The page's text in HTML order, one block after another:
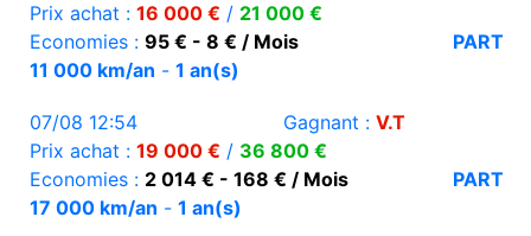
Prix achat : 16 000 € / 21 000 €
Economies : 95 € - 8 € / Mois
PART
11 000 km/an - 1 an(s)
07/08 12:54 Gagnant : V.T
Prix achat : 19 000 € / 36 800 €
Economies : 2 014 € - 168 € / Mois
PART
17 000 km/an - 1 an(s)